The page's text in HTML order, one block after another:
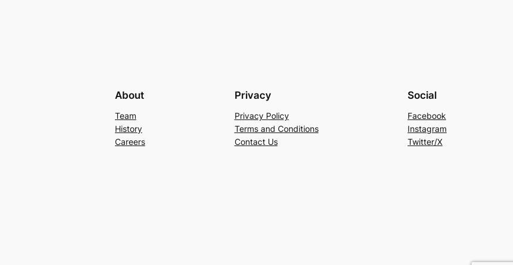
About
Team
History
Careers
Privacy
Privacy Policy
Terms and Conditions
Contact Us
Social
Facebook
Instagram
Twitter/X